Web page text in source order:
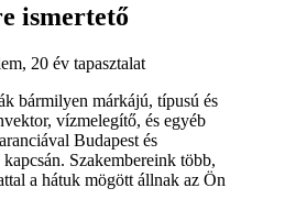
ismertető
20 év tapasztalat
bármilyen márkájú, típusú és
vízmelegítő, és egyéb
Budapest és
Szakembereink több,
a hátuk mögött állnak az Ön